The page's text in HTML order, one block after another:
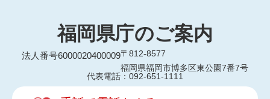
福岡県庁のご案内
法人番号6000020400009〒812-8577
福岡県福岡市博多区東公園7番7号
代表電話：092-651-1111